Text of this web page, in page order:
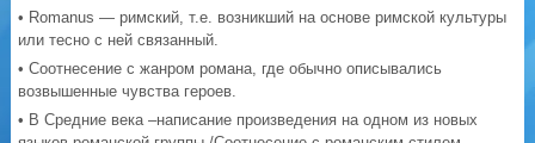
• Romanus — римский, т.е. возникший на основе римской культуры
или тесно с ней связанный.
• Соотнесение с жанром романа, где обычно описывались
возвышенные чувства героев.
• В Средние века –написание произведения на одном из новых